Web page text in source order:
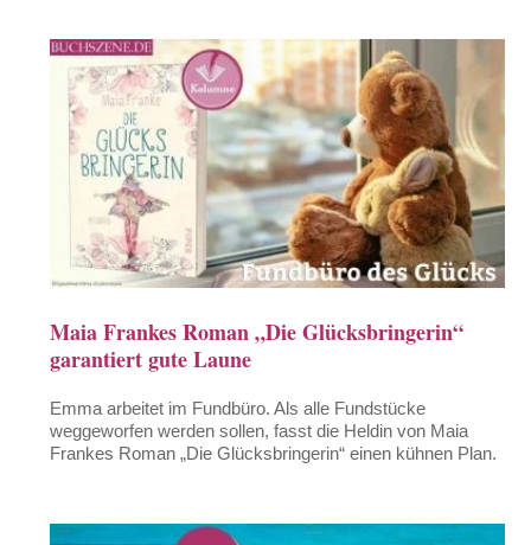
Maia Frankes Roman „Die Glücksbringerin“
garantiert gute Laune
Emma arbeitet im Fundbüro. Als alle Fundstücke
weggeworfen werden sollen, fasst die Heldin von Maia
Frankes Roman „Die Glücksbringerin“ einen kühnen Plan.